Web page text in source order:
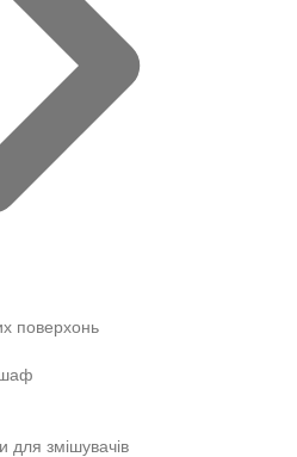
поверхонь
шаф
для змішувачів